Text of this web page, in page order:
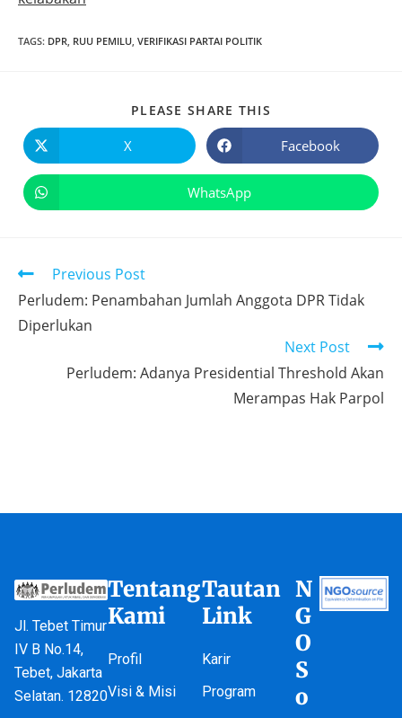
TAGS: DPR, RUU PEMILU, VERIFIKASI PARTAI POLITIK
PLEASE SHARE THIS
X Facebook
WhatsApp
Previous Post
Perludem: Penambahan Jumlah Anggota DPR Tidak
Diperlukan
Next Post
Perludem: Adanya Presidential Threshold Akan
Merampas Hak Parpol
Jl. Tebet Timur
IV B No.14,
Tebet, Jakarta
Selatan. 12820
Tentang
Kami
Profil
Visi & Misi
Tautan
Link
Karir
Program
N
G
O
S
o